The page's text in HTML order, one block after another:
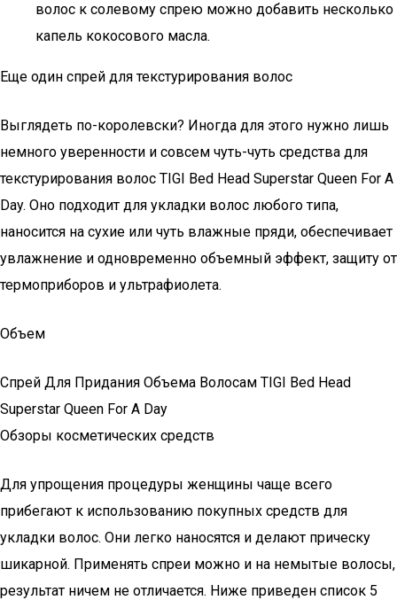
волос к солевому спрею можно добавить несколько
капель кокосового масла.
Еще один спрей для текстурирования волос
Выглядеть по-королевски? Иногда для этого нужно лишь
немного уверенности и совсем чуть-чуть средства для
текстурирования волос TIGI Bed Head Superstar Queen For A
Day. Оно подходит для укладки волос любого типа,
наносится на сухие или чуть влажные пряди, обеспечивает
увлажнение и одновременно объемный эффект, защиту от
термоприборов и ультрафиолета.
Объем
Спрей Для Придания Объема Волосам TIGI Bed Head
Superstar Queen For A Day
Обзоры косметических средств
Для упрощения процедуры женщины чаще всего
прибегают к использованию покупных средств для
укладки волос. Они легко наносятся и делают прическу
шикарной. Применять спреи можно и на немытые волосы,
результат ничем не отличается. Ниже приведен список 5